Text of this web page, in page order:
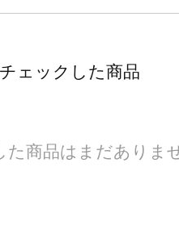
ェックした商品
商品はまだありま